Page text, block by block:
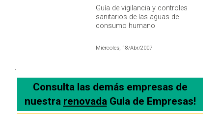
LEGIONELLA
Guía de vigilancia y controles
sanitarios de las aguas de
consumo humano
Miércoles, 18/Abr/2007
.
Consulta las demás empresas de
nuestra renovadaGuia de Empresas!